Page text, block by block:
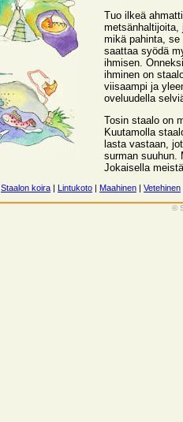
Tuo ilkeä
metsänhaltijoita,
mikä pahinta, se
saattaa syödä
ihmisen. Onneksi
ihminen on
viisaampi ja
oveluudella
Tosin staalo on
Kuutamolla
lasta vastaan,
surman suuhun.
Jokaisella
Staalon koira | Lintukoto | Maahinen | Vetehinen
©